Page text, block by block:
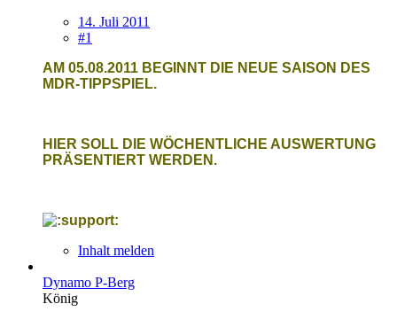
14. Juli 2011
#1
AM 05.08.2011 BEGINNT DIE NEUE SAISON DES
MDR-TIPPSPIEL.
HIER SOLL DIE WÖCHENTLICHE AUSWERTUNG
PRÄSENTIERT WERDEN.
Inhalt melden
Dynamo P-Berg
König